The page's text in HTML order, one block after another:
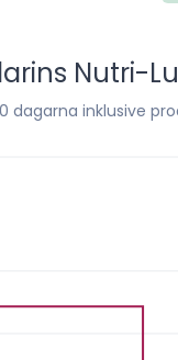
Nutri-
dagarna inklusive